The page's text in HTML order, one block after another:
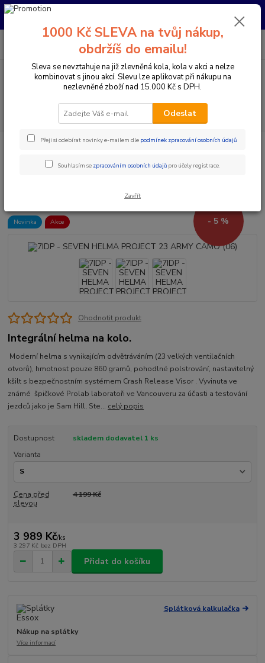
Pro nachystání kola / doplňků na prodejně si prosím zavolejte dopředu.
Menu
CZK
PO-PÁ 10:00-17:00 | SO: 9:00-12:00
Doplňky a helmy Cyklistické helmy Integrální helmy
23 ARMY CAMO (06)
Novinka Akce - 5 %
Ohodnotit produkt
Integrální helma na kolo.
Moderní helma s vynikajícím odvětráváním (23 velkých ventilačních
otvorů), hmotnost pouze 860 gramů, pohodlné polstrování, nastavitelný
kšilt s bezpečnostním systémem Crash Release Visor . Vyvinuta ve
známé špičkové Prolab laboratoři ve Vancouveru za účasti a testování
jezdců jako je Sam Hill, Ste... celý popis
Dostupnost
skladem dodavatel 1 ks
Varianta
Cena před
slevou
4 199 Kč
3 989 Kč/ks
3 297 Kč bez DPH
Přidat do košíku
Splátková kalkulačka
Nákup na splátky
Více informací
1000 Kč SLEVA na tvůj nákup,
obdržíš do emailu!
Sleva se nevztahuje na již zlevněná kola, kola v akci a nelze
kombinovat s jinou akcí. Slevu lze aplikovat při nákupu na
nezlevněné zboží nad 15.000 Kč s DPH.
Odeslat
Přeji si odebírat novinky e-mailem dle podmínek zpracování osobních údajů.
Souhlasím se zpracováním osobních údajů pro účely registrace.
Zavřít